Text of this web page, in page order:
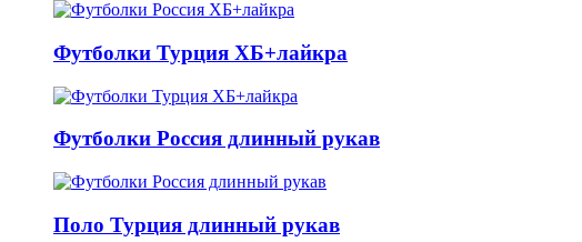
Футболки Турция ХБ+лайкра
Футболки Россия длинный рукав
Поло Турция длинный рукав